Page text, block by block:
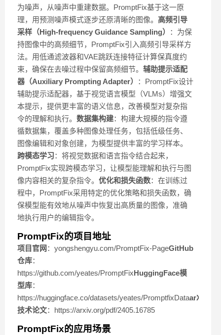
为噪声，从噪声中重建数据。PromptFix基于这一原
理，用预测噪声模式逐步还原清晰的图像。 高频引导
采样（High-frequency Guidance Sampling）
：为保
持图像中的高频细节，PromptFix引入高频引导采样方
法。用低通滤波器和VAE跳跃连接特征计算保真度约
束，确保在去噪过程中保留高频细节。 辅助提示适配
器（Auxiliary Prompting Adapter）
：PromptFix设计
辅助提示适配器，基于视觉语言模型（VLMs）增强文
本提示，提供更丰富的语义信息，改善模型对复杂指
令的理解和执行。 数据集构建：构建大规模的指令遵
循数据集，覆盖多种图像处理任务，包括低级任务、
图像编辑和对象创建，为模型提供丰富的学习样本。
跨模态学习：将视觉数据和语言指令结合起来，
PromptFix实现跨模态学习，让模型能理解和执行与图
像内容相关的复杂指令。 优化和损失函数：在训练过
程中，PromptFix采用特定的优化策略和损失函数，确
保模型能有效地从噪声中恢复出高质量的图像，准确
地执行用户的编辑指令。
PromptFix的项目地址
项目官网 ：yongshengyu.com/PromptFix-PageGitHub
仓库：
https://github.com/yeates/PromptFixHuggingFace模
型库：
https://huggingface.co/datasets/yeates/PromptfixDataarXiv
技术论文：https://arxiv.org/pdf/2405.16785
PromptFix的应用场景